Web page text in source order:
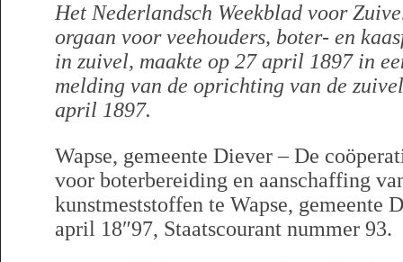
Het Nederlandsch Weekblad voor
orgaan voor veehouders, boter- en
in zuivel, maakte op 27 april 1897 in
melding van de oprichting van de
april 1897.
Wapse, gemeente Diever – De
voor boterbereiding en aanschaffing
kunstmeststoffen te Wapse, gemeente
april 18″97, Staatscourant nummer 93.